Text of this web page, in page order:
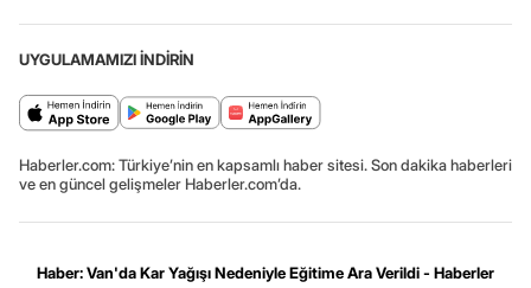
UYGULAMAMIZI İNDİRİN
Haberler.com: Türkiye’nin en kapsamlı haber sitesi. Son dakika haberleri
ve en güncel gelişmeler Haberler.com’da.
Haber: Van'da Kar Yağışı Nedeniyle Eğitime Ara Verildi - Haberler